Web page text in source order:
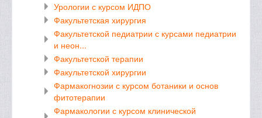
Урологии с курсом ИДПО
Факультетская хирургия
Факультетской педиатрии с курсами педиатрии
и неон...
Факультетской терапии
Факультетской хирургии
Фармакогнозии с курсом ботаники и основ
фитотерапии
Фармакологии с курсом клинической